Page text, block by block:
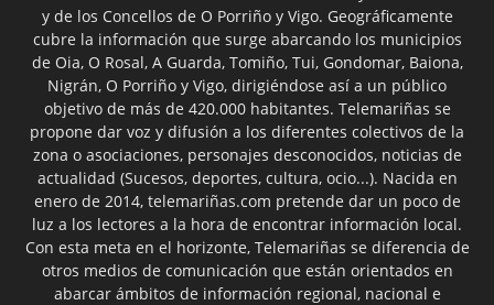
y de los Concellos de O Porriño y Vigo. Geográficamente
cubre la información que surge abarcando los municipios
de Oia, O Rosal, A Guarda, Tomiño, Tui, Gondomar, Baiona,
Nigrán, O Porriño y Vigo, dirigiéndose así a un público
objetivo de más de 420.000 habitantes. Telemariñas se
propone dar voz y difusión a los diferentes colectivos de la
zona o asociaciones, personajes desconocidos, noticias de
actualidad (Sucesos, deportes, cultura, ocio...). Nacida en
enero de 2014, telemariñas.com pretende dar un poco de
luz a los lectores a la hora de encontrar información local.
Con esta meta en el horizonte, Telemariñas se diferencia de
otros medios de comunicación que están orientados en
abarcar ámbitos de información regional, nacional e